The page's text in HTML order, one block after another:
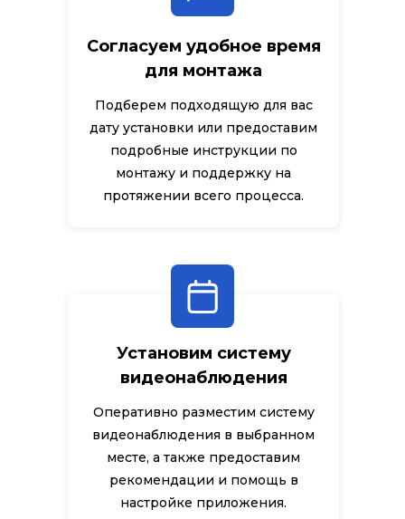
Согласуем удобное время
для монтажа
Подберем подходящую для вас
дату установки или предоставим
подробные инструкции по
монтажу и поддержку на
протяжении всего процесса.
Установим систему
видеонаблюдения
Оперативно разместим систему
видеонаблюдения в выбранном
месте, а также предоставим
рекомендации и помощь в
настройке приложения.